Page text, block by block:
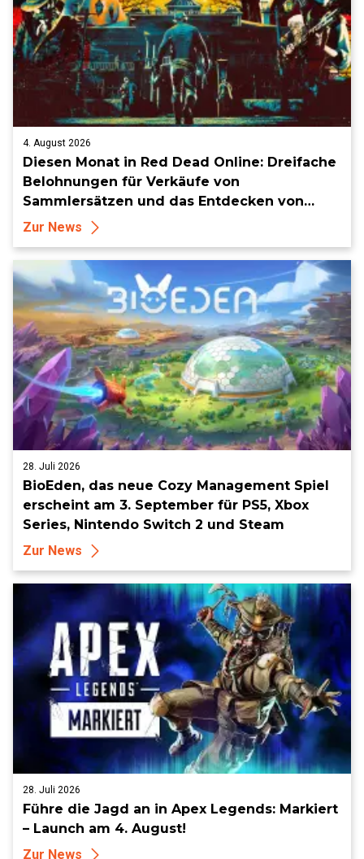
4. August 2026
Diesen Monat in Red Dead Online: Dreifache
Belohnungen für Verkäufe von
Sammlersätzen und das Entdecken von
Sammlerstücken, in Telegramm-Missionen
Zur News
28. Juli 2026
BioEden, das neue Cozy Management Spiel
erscheint am 3. September für PS5, Xbox
Series, Nintendo Switch 2 und Steam
Zur News
28. Juli 2026
Führe die Jagd an in Apex Legends: Markiert
– Launch am 4. August!
Zur News